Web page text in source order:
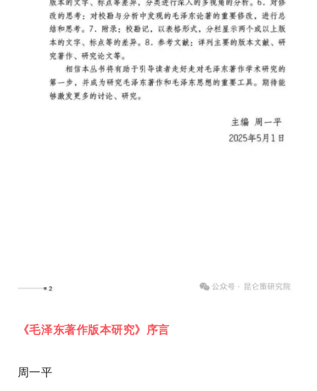
《毛泽东著作版本研究》序言
周一平